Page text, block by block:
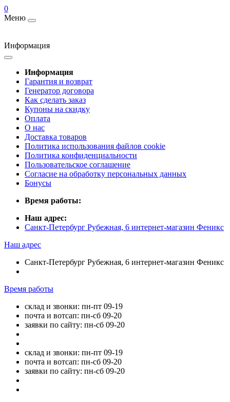
0
Меню
Информация
Информация
Гарантия и возврат
Генератор договора
Как сделать заказ
Купоны на скидку
Оплата
О нас
Доставка товаров
Политика использования файлов cookie
Политика конфиденциальности
Пользовательское соглашение
Согласие на обработку персональных данных
Бонусы
Время работы:
Наш адрес:
Санкт-Петербург Рубежная, 6 интернет-магазин Феникс
Наш адрес
Санкт-Петербург Рубежная, 6 интернет-магазин Феникс
Время работы
склад и звонки: пн-пт 09-19
почта и вотсап: пн-сб 09-20
заявки по сайту: пн-сб 09-20
склад и звонки: пн-пт 09-19
почта и вотсап: пн-сб 09-20
заявки по сайту: пн-сб 09-20